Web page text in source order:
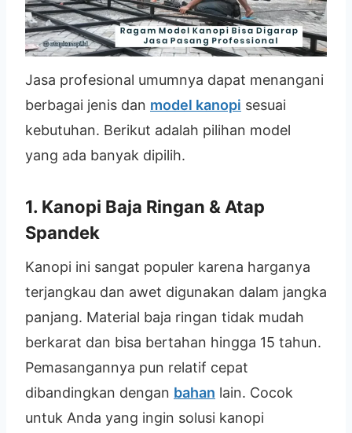
Jasa profesional umumnya dapat menangani
berbagai jenis dan model kanopi sesuai
kebutuhan. Berikut adalah pilihan model
yang ada banyak dipilih.
1. Kanopi Baja Ringan & Atap
Spandek
Kanopi ini sangat populer karena harganya
terjangkau dan awet digunakan dalam jangka
panjang. Material baja ringan tidak mudah
berkarat dan bisa bertahan hingga 15 tahun.
Pemasangannya pun relatif cepat
dibandingkan dengan bahan lain. Cocok
untuk Anda yang ingin solusi kanopi